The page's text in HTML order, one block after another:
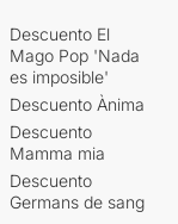
Descuento El
Mago Pop 'Nada
es imposible'
Descuento Ànima
Descuento
Mamma mia
Descuento
Germans de sang